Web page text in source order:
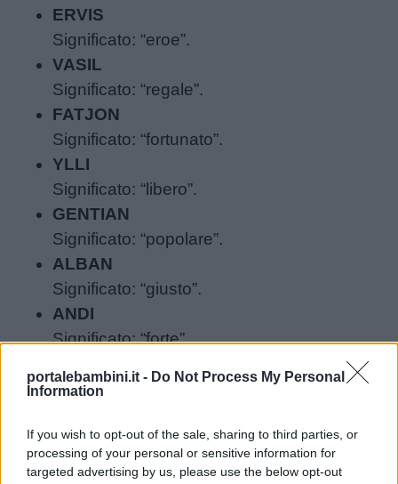
portalebambini.it - Do Not Process My Personal
Information
If you wish to opt-out of the sale, sharing to third parties, or
processing of your personal or sensitive information for
targeted advertising by us, please use the below opt-out
ERVIS
Significato: “eroe”.
VASIL
Significato: “regale”.
FATJON
Significato: “fortunato”.
YLLI
Significato: “libero”.
GENTIAN
Significato: “popolare”.
ALBAN
Significato: “giusto”.
ANDI
Significato: “forte”.
Significato: “futuro”.
Significato: “vento dell’Ovest”.
ARDIT